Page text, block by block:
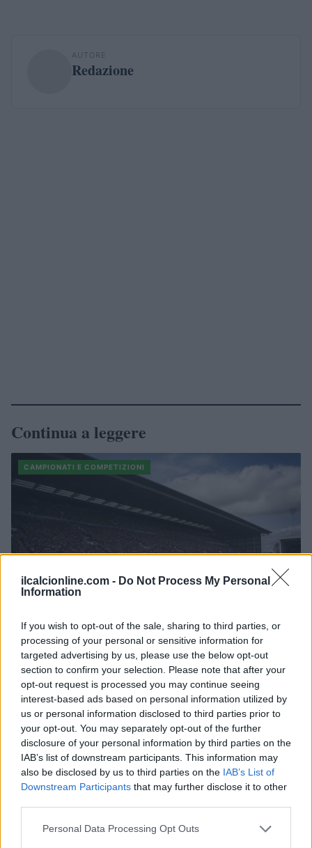
ilcalcionline.com - Do Not Process My Personal
Information
If you wish to opt-out of the sale, sharing to third parties, or
processing of your personal or sensitive information for
targeted advertising by us, please use the below opt-out
section to confirm your selection. Please note that after your
opt-out request is processed you may continue seeing
interest-based ads based on personal information utilized by
us or personal information disclosed to third parties prior to
your opt-out. You may separately opt-out of the further
disclosure of your personal information by third parties on the
IAB’s list of downstream participants. This information may
also be disclosed by us to third parties on the IAB’s List of
Downstream Participants that may further disclose it to other
Please note that this website/app uses one or more Google
Personal Data Processing Opt Outs
AUTORE
Redazione
Continua a leggere
CAMPIONATI E COMPETIZIONI
Liverpool vs Monaco: la sfida di Victor Munoz e le novità di
mercato
Andrea Conforti · 8 Ago 2026
CAMPIONATI E COMPETIZIONI